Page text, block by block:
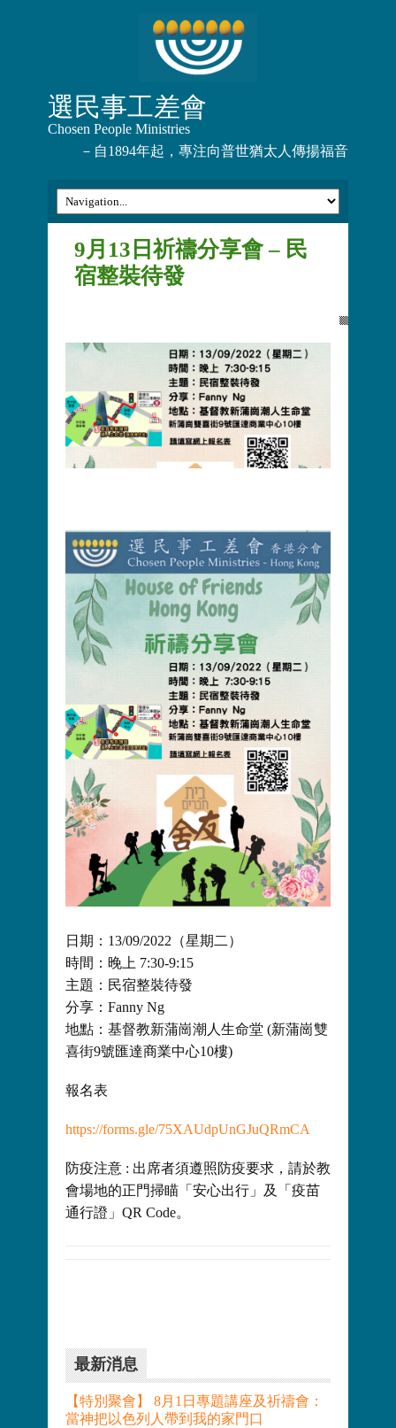
選民事工差會
Chosen People Ministries
－自1894年起，專注向普世猶太人傳揚福音
9月13日祈禱分享會 – 民
宿整裝待發
日期：13/09/2022（星期二）
時間：晚上 7:30-9:15
主題：民宿整裝待發
分享：Fanny Ng
地點：基督教新蒲崗潮人生命堂 (新蒲崗雙
喜街9號匯達商業中心10樓)
報名表
https://forms.gle/75XAUdpUnGJuQRmCA
防疫注意 : 出席者須遵照防疫要求，請於教
會場地的正門掃瞄「安心出行」及「疫苗
通行證」QR Code。
最新消息
【特別聚會】 8月1日專題講座及祈禱會：
當神把以色列人帶到我的家門口